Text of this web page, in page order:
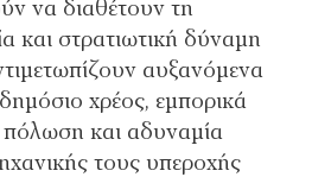
να διαθέτουν τη
και στρατιωτική δύναµη
αυξανόµενα
χρέος, εµπορικά
πόλωση και αδυναµία
τους υπεροχής